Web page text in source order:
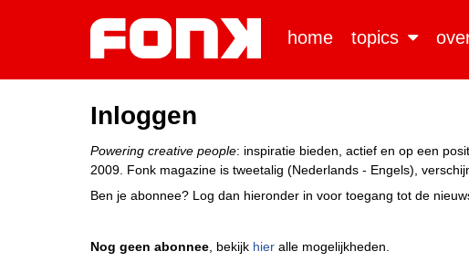
home topics
Inloggen
Powering creative people: inspiratie bieden, actief en op een
2009. Fonk magazine is tweetalig (Nederlands - Engels),
Ben je abonnee? Log dan hieronder in voor toegang tot de
Nog geen abonnee , bekijk hier alle mogelijkheden.